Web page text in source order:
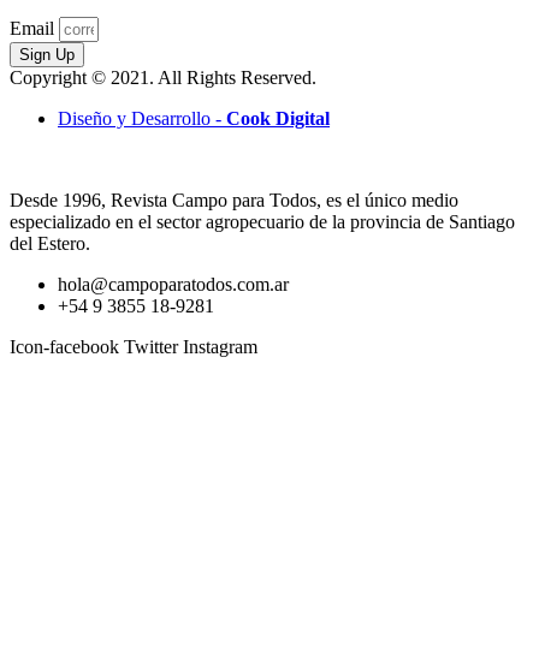
Email
Sign Up
Copyright © 2021. All Rights Reserved.
Diseño y Desarrollo - Cook Digital
Desde 1996, Revista Campo para Todos, es el único medio
especializado en el sector agropecuario de la provincia de Santiago
del Estero.
hola@campoparatodos.com.ar
+54 9 3855 18-9281
Icon-facebook Twitter Instagram